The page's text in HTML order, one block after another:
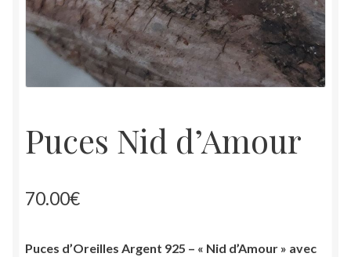
Puces Nid d’Amour
70.00€
Puces d’Oreilles Argent 925 – « Nid d’Amour » avec